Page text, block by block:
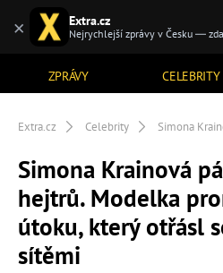
ZPRÁVY CELEBRITY
Extra.cz Celebrity Simona
Simona Krainová
hejtrů. Modelka
útoku, který otřásl
sítěmi
× Extra.cz
Nejrychlejší zprávy v Česku —